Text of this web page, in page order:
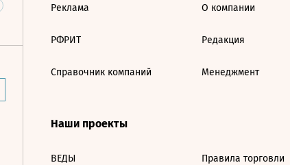
Реклама
РФРИТ
Справочник компаний
О компании
Редакция
Менеджмент
Наши проекты
ВЕДЫ Правила торговли